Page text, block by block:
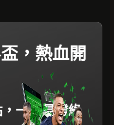
，熱血開
一起見證綠